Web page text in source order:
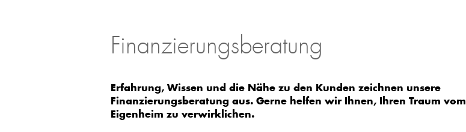
Finanzierungsberatung
Erfahrung, Wissen und die Nähe zu den Kunden zeichnen unsere
Finanzierungsberatung aus. Gerne helfen wir Ihnen, Ihren Traum vom
Eigenheim zu verwirklichen.